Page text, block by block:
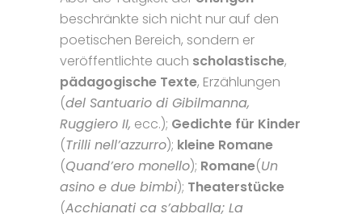
beschränkte sich nicht nur auf den
poetischen Bereich, sondern er
veröffentlichte auch scholastische,
pädagogische Texte, Erzählungen
(del Santuario di Gibilmanna,
Ruggiero II, ecc.); Gedichte für Kinder
(Trilli nell’azzurro); kleine Romane
(Quand’ero monello); Romane(Un
asino e due bimbi); Theaterstücke
(Acchianati ca s’abballa; La